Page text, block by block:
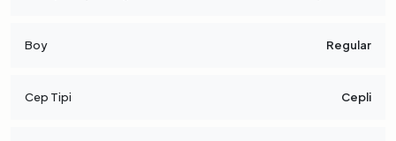
Boy Regular
Cep Tipi Cepli